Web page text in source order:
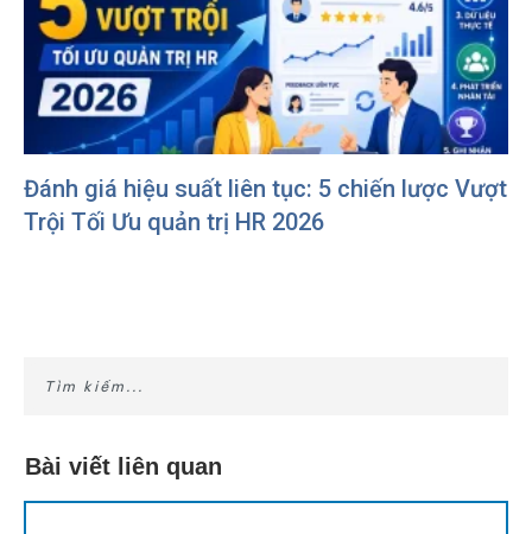
Đánh giá hiệu suất liên tục: 5 chiến lược Vượt
Trội Tối Ưu quản trị HR 2026
Bài viết liên quan